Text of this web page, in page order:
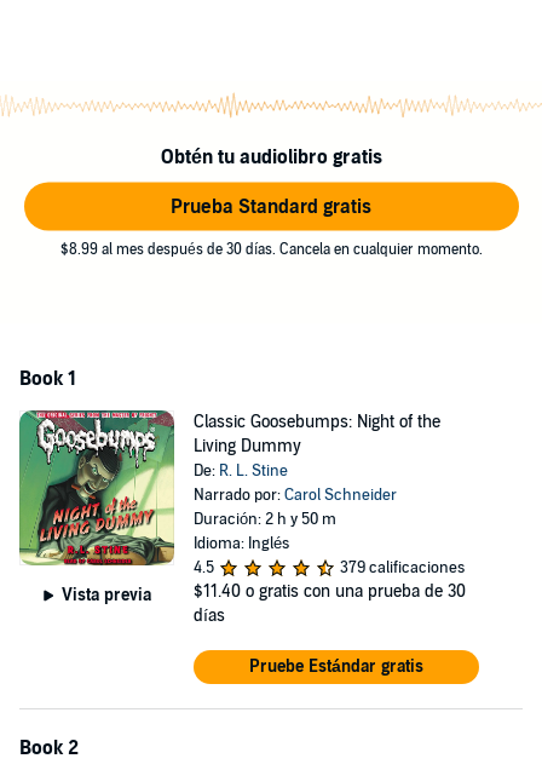
dummy can be causing all the trouble. Or is there?
Now with all-new bonus material revealing Slappy's secrets and
©1993, 2015 R.L. Stine (P)2015 Scholastic Inc.
Obtén tu audiolibro gratis
Prueba Standard gratis
$8.99 al mes después de 30 días. Cancela en cualquier momento.
Book 1
Vista previa
Classic Goosebumps: Night of the
Living Dummy
De: R. L. Stine
Narrado por:Carol Schneider
Duración: 2 h y 50 m
Idioma: Inglés
4.5
379 calificaciones
$11.40 o gratis con una prueba de 30
días
Pruebe Estándar gratis
Book 2